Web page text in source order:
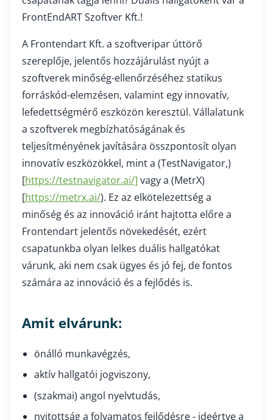
FrontEndART Szoftver Kft.!
A Frontendart Kft. a szoftveripar úttörő
szereplője, jelentős hozzájárulást nyújt a
szoftverek minőség-ellenőrzéséhez statikus
forráskód-elemzésen, valamint egy innovatív,
lefedettségmérő eszközön keresztül. Vállalatunk
a szoftverek megbízhatóságának és
teljesítményének javítására összpontosít olyan
innovatív eszközökkel, mint a (TestNavigator,)
[https://testnavigator.ai/] vagy a (MetrX)
[https://metrx.ai/). Ez az elkötelezettség a
minőség és az innováció iránt hajtotta előre a
Frontendart jelentős növekedését, ezért
csapatunkba olyan lelkes duális hallgatókat
várunk, aki nem csak ügyes és jó fej, de fontos
számára az innováció és a fejlődés is.
Amit elvárunk:
önálló munkavégzés,
aktív hallgatói jogviszony,
(szakmai) angol nyelvtudás,
nyitottság a folyamatos fejlődésre - ideértve a